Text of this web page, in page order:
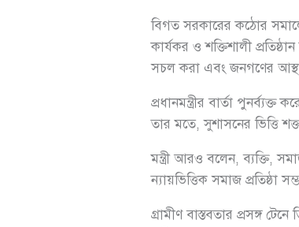
বিগত সরকারের কঠোর
কার্যকর ও শক্তিশালী
সচল করা এবং জনগণের
প্রধানমন্ত্রীর বার্তা
তার মতে, সুশাসনের ভিত্তি
মন্ত্রী আরও বলেন, ব্যক্তি,
ন্যায়ভিত্তিক সমাজ প্রতিষ্ঠা
গ্রামীণ বাস্তবতার প্রসঙ্গ